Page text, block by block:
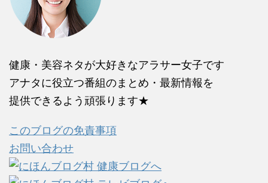
健康・美容ネタが大好きなアラサー女子です
アナタに役立つ番組のまとめ・最新情報を
提供できるよう頑張ります★
このブログの免責事項
お問い合わせ